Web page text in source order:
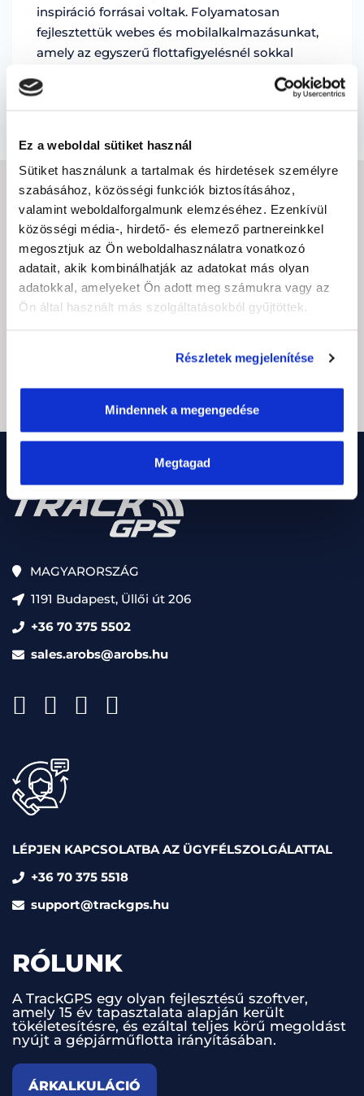
Ez a weboldal sütiket használ
Sütiket használunk a tartalmak és hirdetések személyre
szabásához, közösségi funkciók biztosításához,
valamint weboldalforgalmunk elemzéséhez. Ezenkívül
közösségi média-, hirdető- és elemező partnereinkkel
megosztjuk az Ön weboldalhasználatra vonatkozó
adatait, akik kombinálhatják az adatokat más olyan
adatokkal, amelyeket Ön adott meg számukra vagy az
Ön által használt más szolgáltatásokból gyűjtöttek.
Részletek megjelenítése
Mindennek a megengedése
Megtagad
inspiráció forrásai voltak. Folyamatosan
fejlesztettük webes és mobilalkalmazásunkat,
amely az egyszerű flottafigyelésnél sokkal
IRATKOZZON FEL A
HÍRLEVÉLRE
E-
mail
MAGYARORSZÁG
1191 Budapest, Üllői út 206
+36 70 375 5502
sales.arobs@arobs.hu
LÉPJEN KAPCSOLATBA AZ ÜGYFÉLSZOLGÁLATTAL
+36 70 375 5518
support@trackgps.hu
RÓLUNK
A TrackGPS egy olyan fejlesztésű szoftver,
amely 15 év tapasztalata alapján került
tökéletesítésre, és ezáltal teljes körű megoldást
nyújt a gépjárműflotta irányításában.
ÁRKALKULÁCIÓ